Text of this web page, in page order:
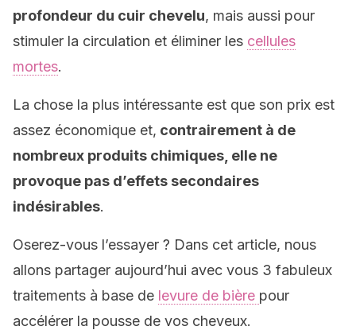
profondeur du cuir chevelu, mais aussi pour
stimuler la circulation et éliminer les cellules
mortes.
La chose la plus intéressante est que son prix est
assez économique et, contrairement à de
nombreux produits chimiques, elle ne
provoque pas d’effets secondaires
indésirables.
Oserez-vous l’essayer ? Dans cet article, nous
allons partager aujourd’hui avec vous 3 fabuleux
traitements à base de levure de bière pour
accélérer la pousse de vos cheveux.